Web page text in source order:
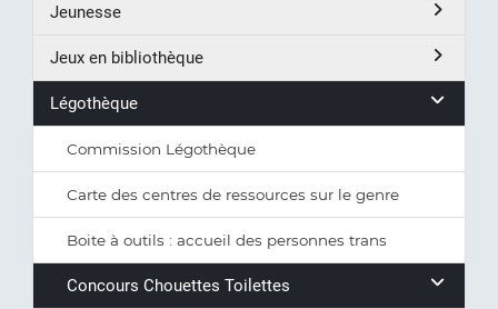
Jeunesse
Jeux en bibliothèque
Légothèque
Commission Légothèque
Carte des centres de ressources sur le genre
Boite à outils : accueil des personnes trans
Concours Chouettes Toilettes